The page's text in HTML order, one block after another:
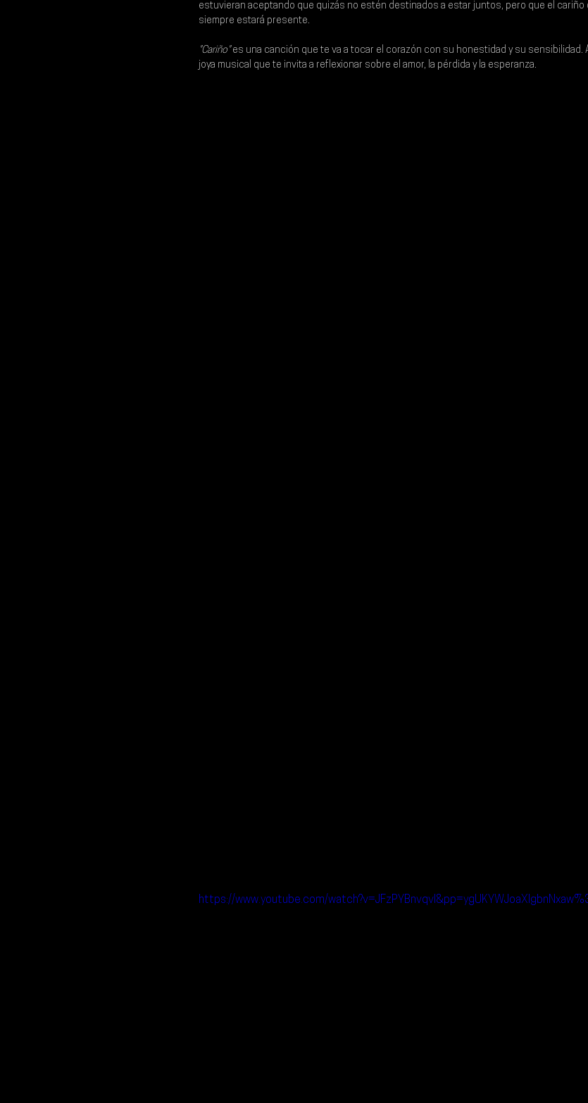
estuvieran aceptando que quizás no estén destinados a estar juntos, pero que el
siempre estará presente.
"Cariño" es una canción que te va a tocar el corazón con su honestidad y su sensibilidad.
joya musical que te invita a reflexionar sobre el amor, la pérdida y la esperanza.
https://www.youtube.com/